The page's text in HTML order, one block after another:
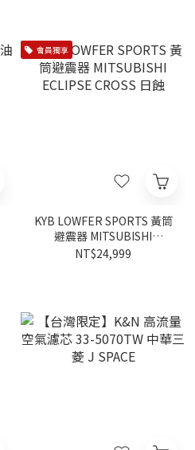
會員獨享
KYB LOWFER SPORTS 黃筒
避震器 MITSUBISHI
ECLIPSE CROSS 日蝕
NT$24,999